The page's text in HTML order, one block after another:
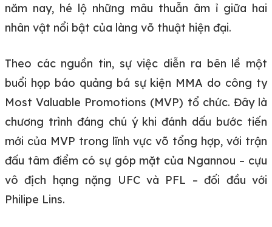
năm nay, hé lộ những mâu thuẫn âm ỉ giữa hai
nhân vật nổi bật của làng võ thuật hiện đại.
Theo các nguồn tin, sự việc diễn ra bên lề một
buổi họp báo quảng bá sự kiện MMA do công ty
Most Valuable Promotions (MVP) tổ chức. Đây là
chương trình đáng chú ý khi đánh dấu bước tiến
mới của MVP trong lĩnh vực võ tổng hợp, với trận
đấu tâm điểm có sự góp mặt của Ngannou – cựu
vô địch hạng nặng UFC và PFL – đối đầu với
Philipe Lins.